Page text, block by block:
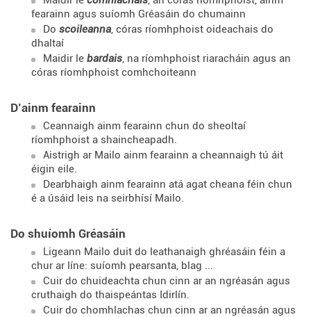
fearainn agus suíomh Gréasáin do chumainn
Do scoileanna, córas ríomhphoist oideachais do
dhaltaí
Maidir le bardais, na ríomhphoist riaracháin agus an
córas ríomhphoist comhchoiteann
D’ainm fearainn
Ceannaigh ainm fearainn chun do sheoltaí
ríomhphoist a shaincheapadh.
Aistrigh ar Mailo ainm fearainn a cheannaigh tú áit
éigin eile.
Dearbhaigh ainm fearainn atá agat cheana féin chun
é a úsáid leis na seirbhísí Mailo.
Do shuíomh Gréasáin
Ligeann Mailo duit do leathanaigh ghréasáin féin a
chur ar líne: suíomh pearsanta, blag ...
Cuir do chuideachta chun cinn ar an ngréasán agus
cruthaigh do thaispeántas Idirlín.
Cuir do chomhlachas chun cinn ar an ngréasán agus